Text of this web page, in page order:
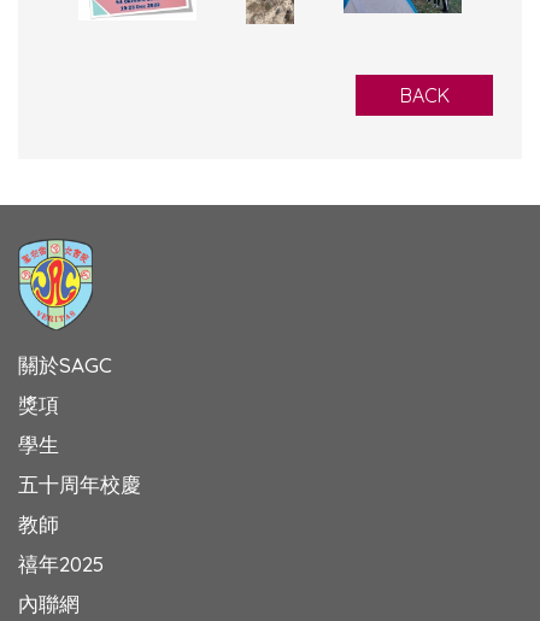
BACK
關於SAGC
獎項
學生
五十周年校慶
教師
禧年2025
內聯網